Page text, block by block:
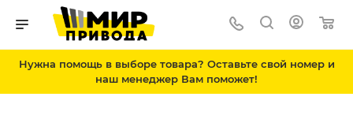
Нужна помощь в выборе товара? Оставьте свой номер и
наш менеджер Вам поможет!